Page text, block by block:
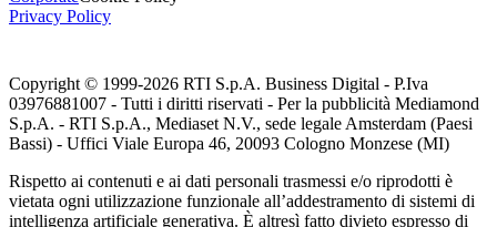
Privacy Policy
Copyright © 1999-2026 RTI S.p.A. Business Digital - P.Iva
03976881007 - Tutti i diritti riservati - Per la pubblicità Mediamond
S.p.A. - RTI S.p.A., Mediaset N.V., sede legale Amsterdam (Paesi
Bassi) - Uffici Viale Europa 46, 20093 Cologno Monzese (MI)
Rispetto ai contenuti e ai dati personali trasmessi e/o riprodotti è
vietata ogni utilizzazione funzionale all’addestramento di sistemi di
intelligenza artificiale generativa. È altresì fatto divieto espresso di